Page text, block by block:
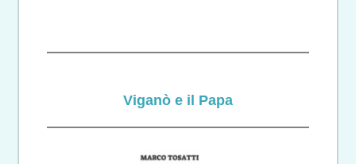
Viganò e il Papa